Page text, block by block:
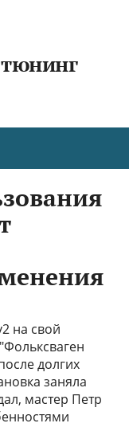
на свой
долгих
заняла
мастер Петр